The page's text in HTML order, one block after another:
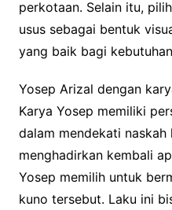
perkotaan. Selain itu,
usus sebagai bentuk
yang baik bagi
Yosep Arizal dengan
Karya Yosep memiliki
dalam mendekati naskah
menghadirkan kembali
Yosep memilih untuk
kuno tersebut. Laku ini